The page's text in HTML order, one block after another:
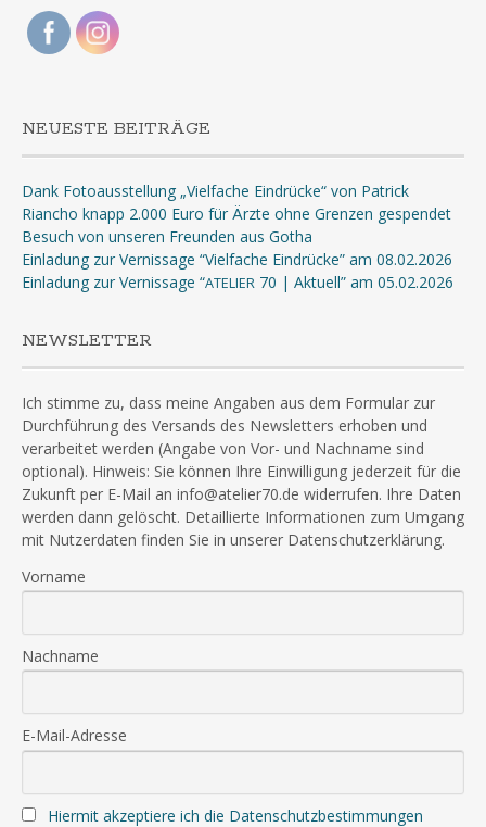
NEUESTE BEITRÄGE
Dank Fotoausstellung „Vielfache Eindrücke“ von Patrick
Riancho knapp 2.000 Euro für Ärzte ohne Grenzen gespendet
Besuch von unseren Freunden aus Gotha
Einladung zur Vernissage “Vielfache Eindrücke” am 08.02.2026
Einladung zur Vernissage “ATELIER 70 | Aktuell” am 05.02.2026
NEWSLETTER
Ich stimme zu, dass meine Angaben aus dem Formular zur
Durchführung des Versands des Newsletters erhoben und
verarbeitet werden (Angabe von Vor- und Nachname sind
optional). Hinweis: Sie können Ihre Einwilligung jederzeit für die
Zukunft per E-Mail an info@atelier70.de widerrufen. Ihre Daten
werden dann gelöscht. Detaillierte Informationen zum Umgang
mit Nutzerdaten finden Sie in unserer Datenschutzerklärung.
Vorname
Nachname
E-Mail-Adresse
Hiermit akzeptiere ich die Datenschutzbestimmungen